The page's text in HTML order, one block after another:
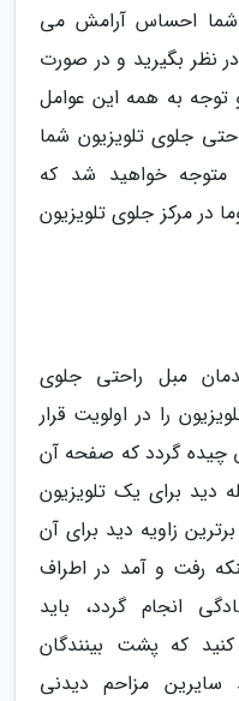
شما احساس آرامش می
نظر بگیرید و در صورت
توجه به همه این عوامل
جلوی تلویزیون شما
متوجه خواهید شد که
در مرکز جلوی تلویزیون
مبل راحتی جلوی
را در اولویت قرار
چیده گردد که صفحه آن
دید برای یک تلویزیون
متر است و برترین زاویه دید برای آن
اینکه رفت و آمد در اطراف
انجام گردد، باید
که پشت بینندگان
مزاحم دیدنی